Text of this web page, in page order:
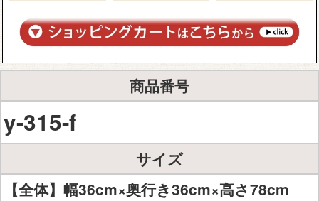
商品番号
y-315-f
サイズ
【全体】幅36cm×奥行き36cm×高さ78cm